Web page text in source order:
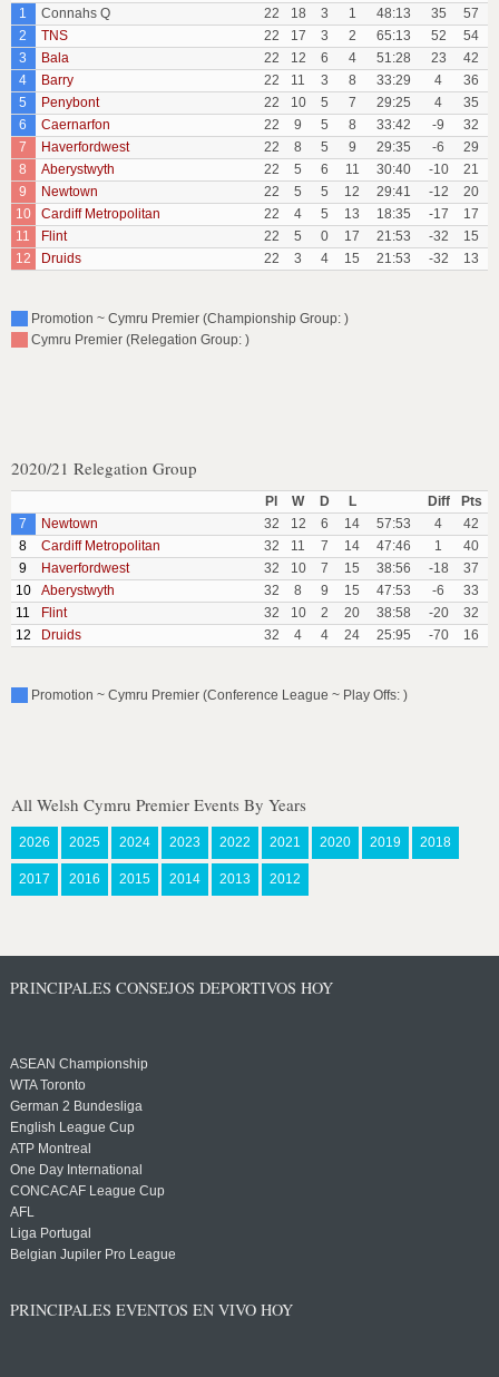
1
Connahs Q 22 18 3 1 48:13 35
57
2
TNS 22 17 3 2 65:13 52
54
3
Bala 22 12 6 4 51:28 23
42
4
Barry 22 11 3 8 33:29 4
36
5
Penybont 22 10 5 7 29:25 4
35
6
Caernarfon 22 9 5 8 33:42 -9
32
7
Haverfordwest 22 8 5 9 29:35 -6
29
8
Aberystwyth 22 5 6 11 30:40 -10
21
9
Newtown 22 5 5 12 29:41 -12
20
10
Cardiff Metropolitan 22 4 5 13 18:35 -17
17
11
Flint 22 5 0 17 21:53 -32
15
12
Druids 22 3 4 15 21:53 -32 13
Promotion ~ Cymru Premier (Championship Group: )
Cymru Premier (Relegation Group: )
2020/21 Relegation Group
Pl W D L Diff
Pts
7
Newtown 32 12 6 14 57:53 4
42
8
Cardiff Metropolitan 32 11 7 14 47:46 1
40
9
Haverfordwest 32 10 7 15 38:56 -18
37
10
Aberystwyth 32 8 9 15 47:53 -6
33
11
Flint 32 10 2 20 38:58 -20
32
12
Druids 32 4 4 24 25:95 -70 16
Promotion ~ Cymru Premier (Conference League ~ Play Offs: )
All Welsh Cymru Premier Events By Years
2026 2025 2024 2023 2022 2021 2020 2019 2018
2017 2016 2015 2014 2013 2012
PRINCIPALES CONSEJOS DEPORTIVOS HOY
ASEAN Championship
WTA Toronto
German 2 Bundesliga
English League Cup
ATP Montreal
One Day International
CONCACAF League Cup
AFL
Liga Portugal
Belgian Jupiler Pro League
PRINCIPALES EVENTOS EN VIVO HOY